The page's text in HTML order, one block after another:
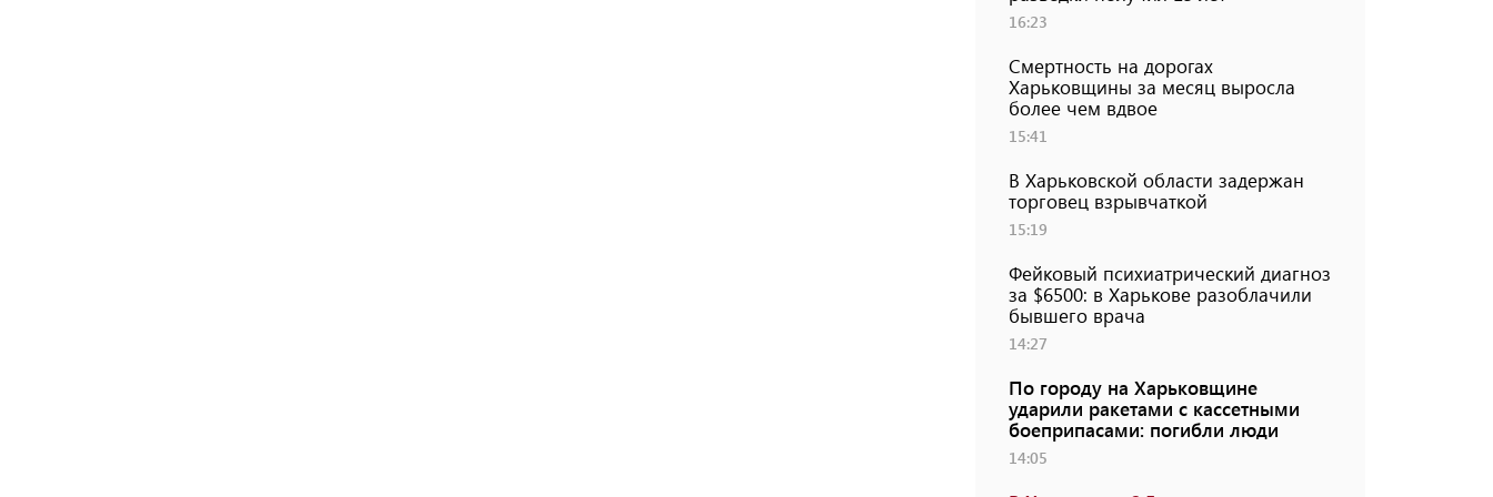
16:23
Смертность на дорогах
Харьковщины за месяц выросла
более чем вдвое
15:41
В Харьковской области задержан
торговец взрывчаткой
15:19
Фейковый психиатрический диагноз
за $6500: в Харькове разоблачили
бывшего врача
14:27
По городу на Харьковщине
ударили ракетами с кассетными
боеприпасами: погибли люди
14:05